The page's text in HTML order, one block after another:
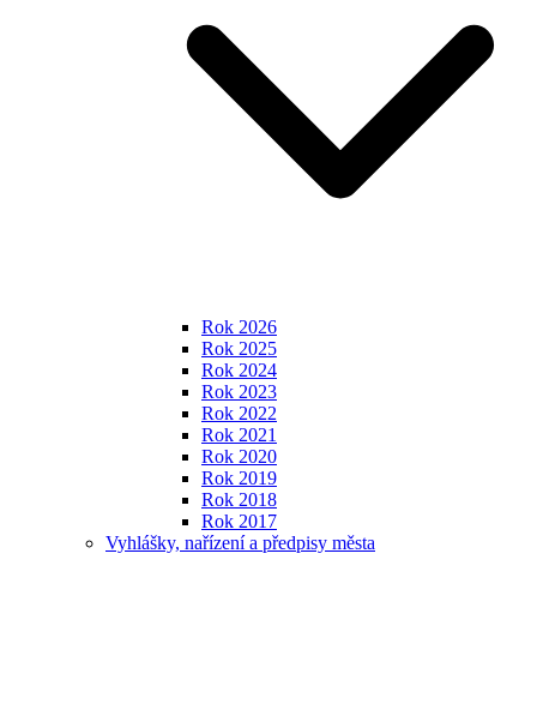
Rok 2026
Rok 2025
Rok 2024
Rok 2023
Rok 2022
Rok 2021
Rok 2020
Rok 2019
Rok 2018
Rok 2017
Vyhlášky, nařízení a předpisy města